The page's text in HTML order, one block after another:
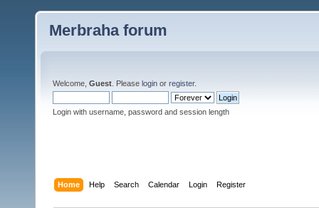
Merbraha forum
Welcome, Guest . Please login or register.
Login with username, password and session length
Home Help Search Calendar Login Register